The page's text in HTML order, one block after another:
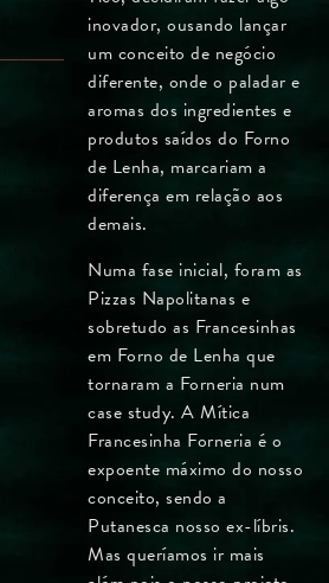
inovador, ousando lançar
um conceito de negócio
diferente, onde o paladar e
aromas dos ingredientes e
produtos saídos do Forno
de Lenha, marcariam a
diferença em relação aos
demais.
Numa fase inicial, foram as
Pizzas Napolitanas e
sobretudo as Francesinhas
em Forno de Lenha que
tornaram a Forneria num
case study. A Mítica
Francesinha Forneria é o
expoente máximo do nosso
conceito, sendo a
Putanesca nosso ex-líbris.
Mas queríamos ir mais